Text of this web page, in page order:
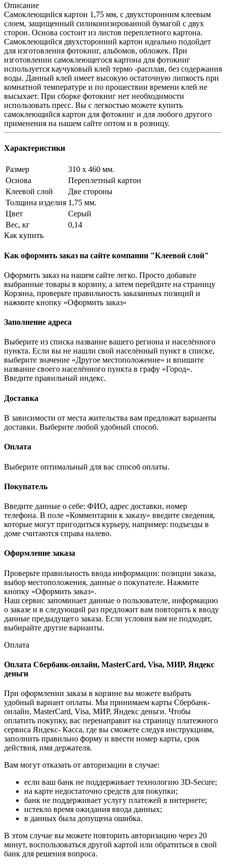
Описание
Самоклеющийся картон 1,75 мм, с двухсторонним клеевым
слоем, защищенный силиконизированной бумагой с двух
сторон. Основа состоит из листов переплетного картона.
Самоклеющийся двухсторонний картон идеально подойдет
для изготовления фотокниг, альбомов, обложек. При
изготовлении самоклеющегося картона для фотокниг
используется каучуковый клей термо -расплав, без содержания
воды. Данный клей имеет высокую остаточную липкость при
комнатной температуре и по прошествии времени клей не
высыхает. При сборке фотокниг нет необходимости
использовать пресс. Вы с легкостью можете купить
самоклеющийся картон для фотокниг и для любого другого
применения на нашем сайте оптом и в розницу.
Характеристики
Размер
310 x 460 мм.
Основа
Переплетный картон
Клеевой слой
Две стороны
Толщина изделия 1,75 мм.
Цвет
Серый
Вес, кг
0,14
Как купить
Как оформить заказ на сайте компании "Клеевой слой"
Оформить заказ на нашем сайте легко. Просто добавьте
выбранные товары в корзину, а затем перейдите на страницу
Корзина, проверьте правильность заказанных позиций и
нажмите кнопку «Оформить заказ»
Заполнение адреса
Выберите из списка название вашего региона и населённого
пункта. Если вы не нашли свой населённый пункт в списке,
выберите значение «Другое местоположение» и впишите
название своего населённого пункта в графу «Город».
Введите правильный индекс.
Доставка
В зависимости от места жительства вам предложат варианты
доставки. Выберите любой удобный способ.
Оплата
Выберите оптимальный для вас способ оплаты.
Покупатель
Введите данные о себе: ФИО, адрес доставки, номер
телефона. В поле «Комментарии к заказу» введите сведения,
которые могут пригодиться курьеру, например: подъезды в
доме считаются справа налево.
Оформление заказа
Проверьте правильность ввода информации: позиции заказа,
выбор местоположения, данные о покупателе. Нажмите
кнопку «Оформить заказ».
Наш сервис запоминает данные о пользователе, информацию
о заказе и в следующий раз предложит вам повторить к вводу
данные предыдущего заказа. Если условия вам не подходят,
выбирайте другие варианты.
Оплата
Оплата Сбербанк-онлайн, MasterCard, Visa, МИР, Яндекс
деньги
При оформлении заказа в корзине вы можете выбрать
удобный вариант оплаты. Мы принимаем карты Сбербанк-
онлайн, MasterCard, Visa, МИР, Яндекс деньги. Чтобы
оплатить покупку, вас перенаправит на страницу платежного
сервиса Яндекс- Касса, где вы сможете следуя инструкциям,
заполнить правильно форму и ввести номер карты, срок
действия, имя держателя.
Вам могут отказать от авторизации в случае:
если ваш банк не поддерживает технологию 3D-Secure;
на карте недостаточно средств для покупки;
банк не поддерживает услугу платежей в интернете;
истекло время ожидания ввода данных;
в данных была допущена ошибка.
В этом случае вы можете повторить авторизацию через 20
минут, воспользоваться другой картой или обратиться в свой
банк для решения вопроса.